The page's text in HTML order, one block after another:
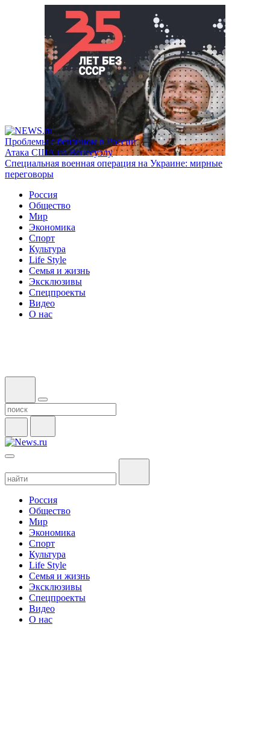
Проблемы с бензином в России
Атака США на Венесуэлу
Специальная военная операция на Украине: мирные
переговоры
Россия
Общество
Мир
Экономика
Спорт
Культура
Life Style
Семья и жизнь
Эксклюзивы
Спецпроекты
Видео
О нас
Россия
Общество
Мир
Экономика
Спорт
Культура
Life Style
Семья и жизнь
Эксклюзивы
Спецпроекты
Видео
О нас